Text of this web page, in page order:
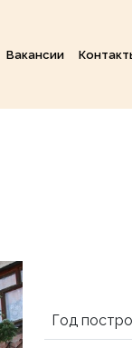
Вакансии
Год